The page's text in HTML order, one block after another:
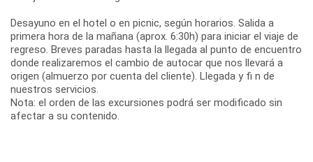
Desayuno en el hotel o en picnic, según horarios. Salida a
primera hora de la mañana (aprox. 6:30h) para iniciar el viaje de
regreso. Breves paradas hasta la llegada al punto de encuentro
donde realizaremos el cambio de autocar que nos llevará a
origen (almuerzo por cuenta del cliente). Llegada y fi n de
nuestros servicios.
Nota: el orden de las excursiones podrá ser modificado sin
afectar a su contenido.